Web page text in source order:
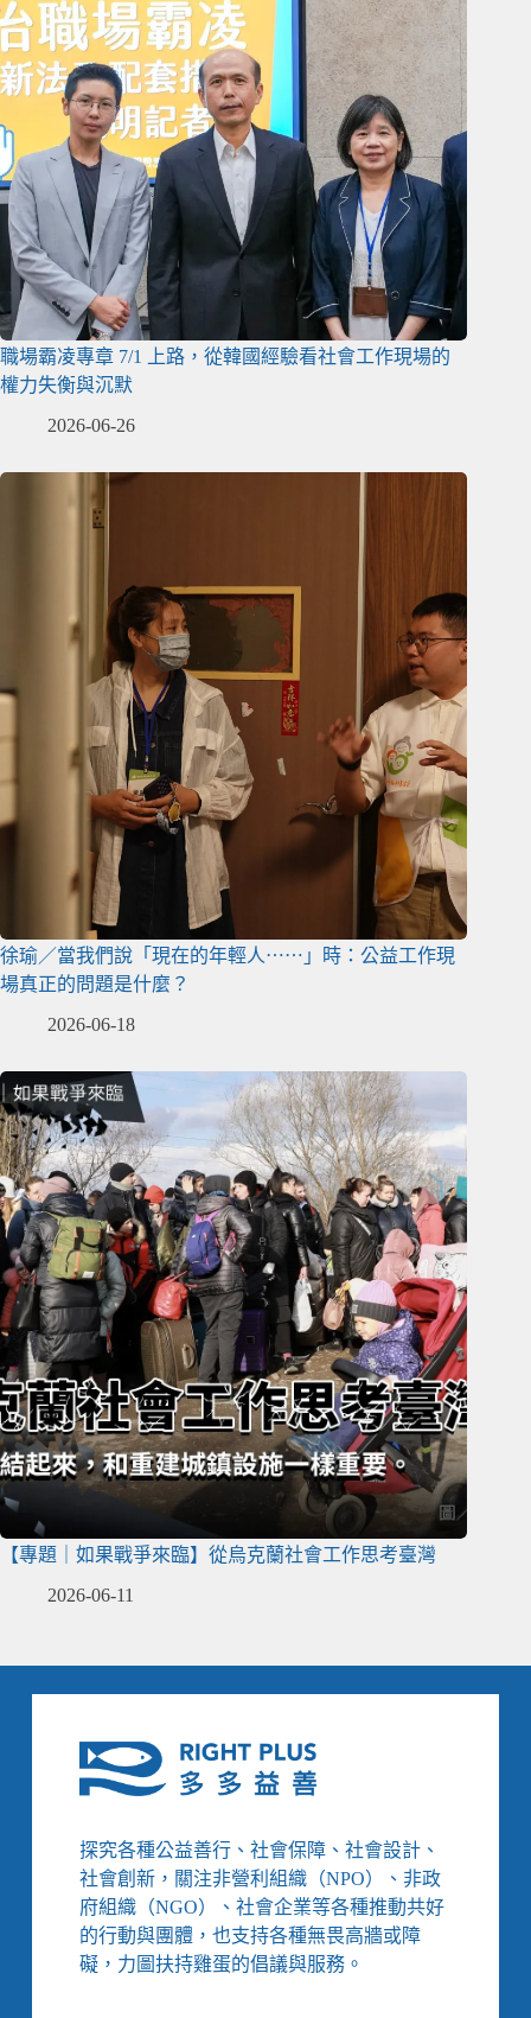
職場霸凌專章 7/1 上路，從韓國經驗看社會工作現場的
權力失衡與沉默
2026-06-26
徐瑜／當我們說「現在的年輕人⋯⋯」時：公益工作現
場真正的問題是什麼？
2026-06-18
【專題｜如果戰爭來臨】從烏克蘭社會工作思考臺灣
2026-06-11
探究各種公益善行、社會保障、社會設計、
社會創新，關注非營利組織（NPO）、非政
府組織（NGO）、社會企業等各種推動共好
的行動與團體，也支持各種無畏高牆或障
礙，力圖扶持雞蛋的倡議與服務。